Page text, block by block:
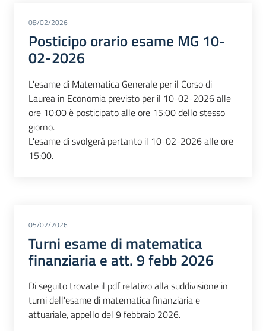
08/02/2026
Posticipo orario esame MG 10-
02-2026
L'esame di Matematica Generale per il Corso di
Laurea in Economia previsto per il 10-02-2026 alle
ore 10:00 è posticipato alle ore 15:00 dello stesso
giorno.
L'esame di svolgerà pertanto il 10-02-2026 alle ore
15:00.
05/02/2026
Turni esame di matematica
finanziaria e att. 9 febb 2026
Di seguito trovate il pdf relativo alla suddivisione in
turni dell'esame di matematica finanziaria e
attuariale, appello del 9 febbraio 2026.